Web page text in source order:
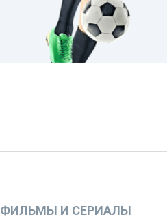
ФИЛЬМЫ И СЕРИАЛЫ